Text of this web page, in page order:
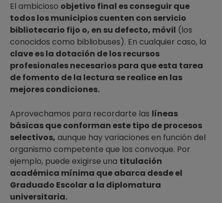
El ambicioso objetivo final es conseguir que
todos los municipios cuenten con servicio
bibliotecario fijo o, en su defecto, móvil (los
conocidos como bibliobuses). En cualquier caso, la
clave es la dotación de los recursos
profesionales necesarios para que esta tarea
de fomento de la lectura se realice en las
mejores condiciones.
Aprovechamos para recordarte las líneas
básicas que conforman este tipo de procesos
selectivos, aunque hay variaciones en función del
organismo competente que los convoque. Por
ejemplo, puede exigirse una titulación
académica mínima que abarca desde el
Graduado Escolar a la diplomatura
universitaria.